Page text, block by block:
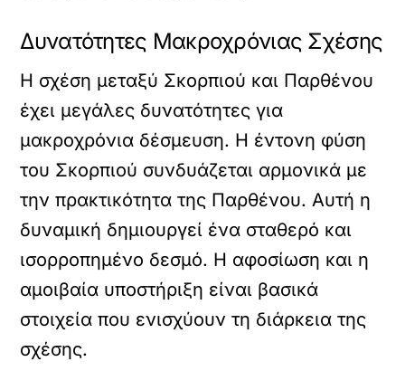
Δυνατότητες Μακροχρόνιας Σχέσης
Η σχέση μεταξύ Σκορπιού και Παρθένου
έχει μεγάλες δυνατότητες για
μακροχρόνια δέσμευση. Η έντονη φύση
του Σκορπιού συνδυάζεται αρμονικά με
την πρακτικότητα της Παρθένου. Αυτή η
δυναμική δημιουργεί ένα σταθερό και
ισορροπημένο δεσμό. Η αφοσίωση και η
αμοιβαία υποστήριξη είναι βασικά
στοιχεία που ενισχύουν τη διάρκεια της
σχέσης.